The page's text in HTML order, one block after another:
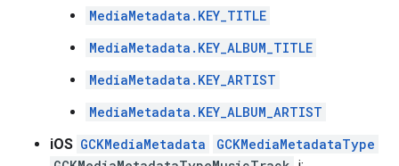
MediaMetadata.KEY_TITLE
MediaMetadata.KEY_ALBUM_TITLE
MediaMetadata.KEY_ARTIST
MediaMetadata.KEY_ALBUM_ARTIST
iOS GCKMediaMetadata
GCKMediaMetadataType